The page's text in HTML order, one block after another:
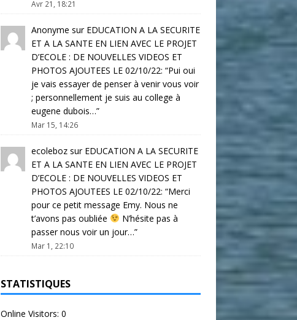
Avr 21, 18:21
Anonyme sur EDUCATION A LA SECURITE
ET A LA SANTE EN LIEN AVEC LE PROJET
D’ECOLE : DE NOUVELLES VIDEOS ET
PHOTOS AJOUTEES LE 02/10/22: “Pui oui
je vais essayer de penser à venir vous voir
; personnellement je suis au college à
eugene dubois…”
Mar 15, 14:26
ecolebozsur EDUCATION A LA SECURITE
ET A LA SANTE EN LIEN AVEC LE PROJET
D’ECOLE : DE NOUVELLES VIDEOS ET
PHOTOS AJOUTEES LE 02/10/22: “Merci
pour ce petit message Emy. Nous ne
t’avons pas oubliée
N’hésite pas à
passer nous voir un jour…”
Mar 1, 22:10
STATISTIQUES
Online Visitors: 0